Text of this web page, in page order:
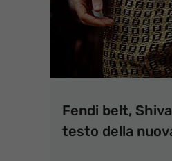
Fendi belt,
testo della